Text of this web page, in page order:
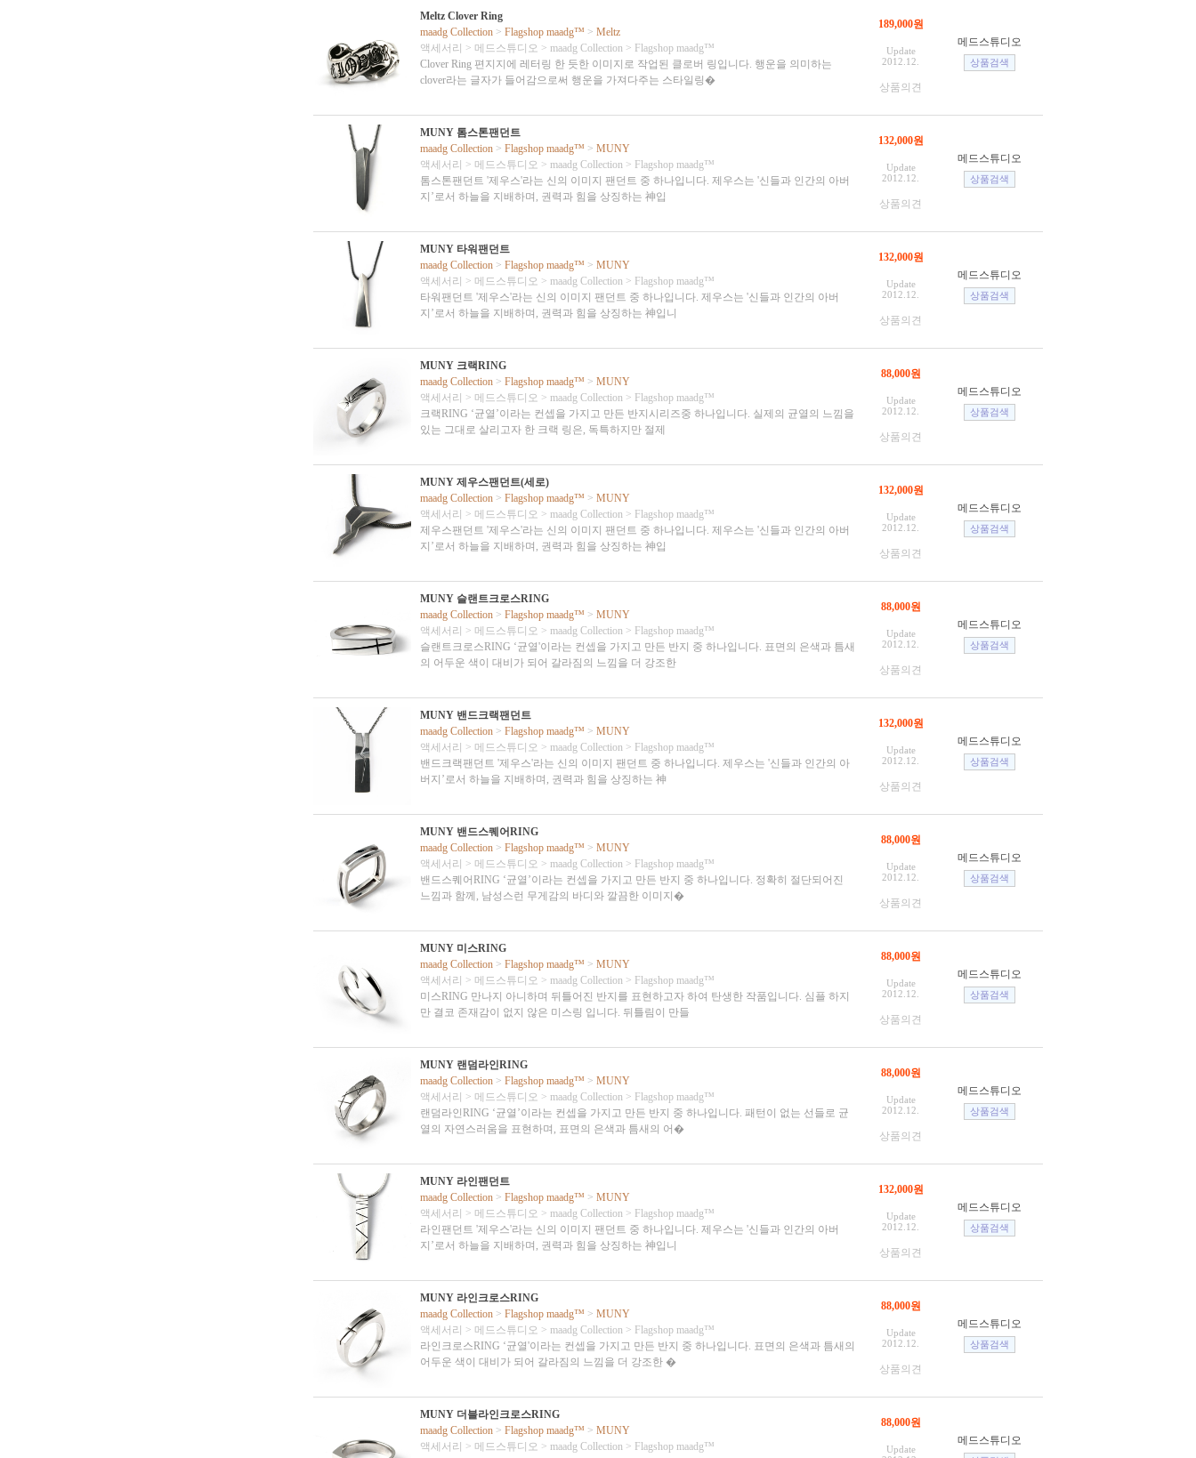
Meltz Clover Ring
maadg Collection > Flagshop maadg™ > Meltz
액세서리 > 메드스튜디오 > maadg Collection > Flagshop maadg™
Clover Ring 편지지에 레터링 한 듯한 이미지로 작업된 클로버 링입니다. 행운을 의미하는
clover라는 글자가 들어감으로써 행운을 가져다주는 스타일링�
189,000원
Update
2012.12.
상품의견
메드스튜디오
MUNY 톰스톤팬던트
maadg Collection > Flagshop maadg™ > MUNY
액세서리 > 메드스튜디오 > maadg Collection > Flagshop maadg™
톰스톤팬던트 '제우스'라는 신의 이미지 팬던트 중 하나입니다. 제우스는 '신들과 인간의 아버
지’로서 하늘을 지배하며, 권력과 힘을 상징하는 神입
132,000원
Update
2012.12.
상품의견
메드스튜디오
MUNY 타워팬던트
maadg Collection > Flagshop maadg™ > MUNY
액세서리 > 메드스튜디오 > maadg Collection > Flagshop maadg™
타워팬던트 '제우스'라는 신의 이미지 팬던트 중 하나입니다. 제우스는 '신들과 인간의 아버
지’로서 하늘을 지배하며, 권력과 힘을 상징하는 神입니
132,000원
Update
2012.12.
상품의견
메드스튜디오
MUNY 크랙RING
maadg Collection > Flagshop maadg™ > MUNY
액세서리 > 메드스튜디오 > maadg Collection > Flagshop maadg™
크랙RING ‘균열’이라는 컨셉을 가지고 만든 반지시리즈중 하나입니다. 실제의 균열의 느낌을
있는 그대로 살리고자 한 크랙 링은, 독특하지만 절제
88,000원
Update
2012.12.
상품의견
메드스튜디오
MUNY 제우스팬던트(세로)
maadg Collection > Flagshop maadg™ > MUNY
액세서리 > 메드스튜디오 > maadg Collection > Flagshop maadg™
제우스팬던트 '제우스'라는 신의 이미지 팬던트 중 하나입니다. 제우스는 '신들과 인간의 아버
지’로서 하늘을 지배하며, 권력과 힘을 상징하는 神입
132,000원
Update
2012.12.
상품의견
메드스튜디오
MUNY 슬랜트크로스RING
maadg Collection > Flagshop maadg™ > MUNY
액세서리 > 메드스튜디오 > maadg Collection > Flagshop maadg™
슬랜트크로스RING ‘균열'이라는 컨셉을 가지고 만든 반지 중 하나입니다. 표면의 은색과 틈새
의 어두운 색이 대비가 되어 갈라짐의 느낌을 더 강조한
88,000원
Update
2012.12.
상품의견
메드스튜디오
MUNY 밴드크랙팬던트
maadg Collection > Flagshop maadg™ > MUNY
액세서리 > 메드스튜디오 > maadg Collection > Flagshop maadg™
밴드크랙팬던트 '제우스'라는 신의 이미지 팬던트 중 하나입니다. 제우스는 '신들과 인간의 아
버지’로서 하늘을 지배하며, 권력과 힘을 상징하는 神
132,000원
Update
2012.12.
상품의견
메드스튜디오
MUNY 밴드스퀘어RING
maadg Collection > Flagshop maadg™ > MUNY
액세서리 > 메드스튜디오 > maadg Collection > Flagshop maadg™
밴드스퀘어RING ‘균열’이라는 컨셉을 가지고 만든 반지 중 하나입니다. 정확히 절단되어진
느낌과 함께, 남성스런 무게감의 바디와 깔끔한 이미지�
88,000원
Update
2012.12.
상품의견
메드스튜디오
MUNY 미스RING
maadg Collection > Flagshop maadg™ > MUNY
액세서리 > 메드스튜디오 > maadg Collection > Flagshop maadg™
미스RING 만나지 아니하며 뒤틀어진 반지를 표현하고자 하여 탄생한 작품입니다. 심플 하지
만 결코 존재감이 없지 않은 미스링 입니다. 뒤틀림이 만들
88,000원
Update
2012.12.
상품의견
메드스튜디오
MUNY 랜덤라인RING
maadg Collection > Flagshop maadg™ > MUNY
액세서리 > 메드스튜디오 > maadg Collection > Flagshop maadg™
랜덤라인RING ‘균열’이라는 컨셉을 가지고 만든 반지 중 하나입니다. 패턴이 없는 선들로 균
열의 자연스러움을 표현하며, 표면의 은색과 틈새의 어�
88,000원
Update
2012.12.
상품의견
메드스튜디오
MUNY 라인팬던트
maadg Collection > Flagshop maadg™ > MUNY
액세서리 > 메드스튜디오 > maadg Collection > Flagshop maadg™
라인팬던트 '제우스'라는 신의 이미지 팬던트 중 하나입니다. 제우스는 '신들과 인간의 아버
지’로서 하늘을 지배하며, 권력과 힘을 상징하는 神입니
132,000원
Update
2012.12.
상품의견
메드스튜디오
MUNY 라인크로스RING
maadg Collection > Flagshop maadg™ > MUNY
액세서리 > 메드스튜디오 > maadg Collection > Flagshop maadg™
라인크로스RING ‘균열'이라는 컨셉을 가지고 만든 반지 중 하나입니다. 표면의 은색과 틈새의
어두운 색이 대비가 되어 갈라짐의 느낌을 더 강조한 �
88,000원
Update
2012.12.
상품의견
메드스튜디오
MUNY 더블라인크로스RING
maadg Collection > Flagshop maadg™ > MUNY
액세서리 > 메드스튜디오 > maadg Collection > Flagshop maadg™
88,000원
Update
메드스튜디오